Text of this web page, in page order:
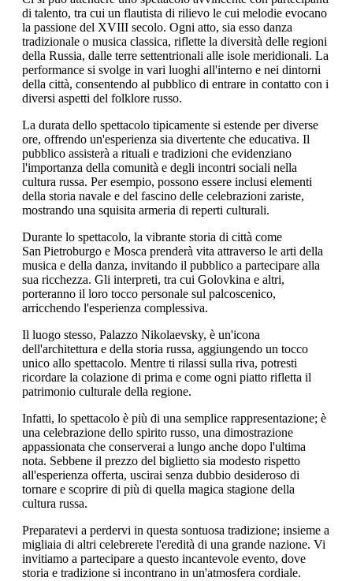
di talento, tra cui un flautista di rilievo le cui melodie evocano
la passione del XVIII secolo. Ogni atto, sia esso danza
tradizionale o musica classica, riflette la diversità delle regioni
della Russia, dalle terre settentrionali alle isole meridionali. La
performance si svolge in vari luoghi all'interno e nei dintorni
della città, consentendo al pubblico di entrare in contatto con i
diversi aspetti del folklore russo.
La durata dello spettacolo tipicamente si estende per diverse
ore, offrendo un'esperienza sia divertente che educativa. Il
pubblico assisterà a rituali e tradizioni che evidenziano
l'importanza della comunità e degli incontri sociali nella
cultura russa. Per esempio, possono essere inclusi elementi
della storia navale e del fascino delle celebrazioni zariste,
mostrando una squisita armeria di reperti culturali.
Durante lo spettacolo, la vibrante storia di città come
San Pietroburgo e Mosca prenderà vita attraverso le arti della
musica e della danza, invitando il pubblico a partecipare alla
sua ricchezza. Gli interpreti, tra cui Golovkina e altri,
porteranno il loro tocco personale sul palcoscenico,
arricchendo l'esperienza complessiva.
Il luogo stesso, Palazzo Nikolaevsky, è un'icona
dell'architettura e della storia russa, aggiungendo un tocco
unico allo spettacolo. Mentre ti rilassi sulla riva, potresti
ricordare la colazione di prima e come ogni piatto rifletta il
patrimonio culturale della regione.
Infatti, lo spettacolo è più di una semplice rappresentazione; è
una celebrazione dello spirito russo, una dimostrazione
appassionata che conserverai a lungo anche dopo l'ultima
nota. Sebbene il prezzo del biglietto sia modesto rispetto
all'esperienza offerta, uscirai senza dubbio desideroso di
tornare e scoprire di più di quella magica stagione della
cultura russa.
Preparatevi a perdervi in questa sontuosa tradizione; insieme a
migliaia di altri celebrerete l'eredità di una grande nazione. Vi
invitiamo a partecipare a questo incantevole evento, dove
storia e tradizione si incontrano in un'atmosfera cordiale.